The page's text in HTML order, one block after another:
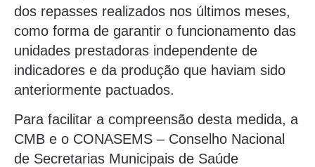
dos repasses realizados nos últimos meses,
como forma de garantir o funcionamento das
unidades prestadoras independente de
indicadores e da produção que haviam sido
anteriormente pactuados.
Para facilitar a compreensão desta medida, a
CMB e o CONASEMS – Conselho Nacional
de Secretarias Municipais de Saúde